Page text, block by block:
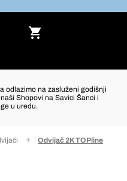
odlazimo na zasluženi godišnji
Shopovi na Savici Šanci i
u uredu.
Odvijač 2K TOPline